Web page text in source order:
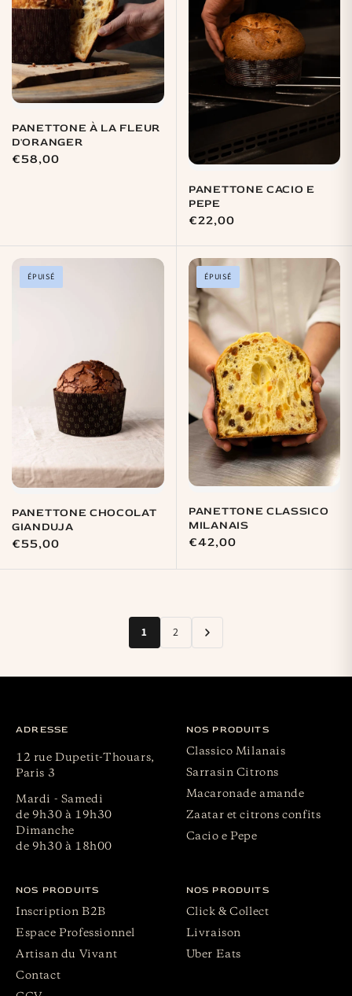
PANETTONE À LA FLEUR
D'ORANGER
Prix
€58,00
PANETTONE CACIO E
PEPE
Prix
€22,00
ÉPUISÉ
PANETTONE CHOCOLAT
GIANDUJA
Prix
€55,00
ÉPUISÉ
PANETTONE CLASSICO
MILANAIS
Prix
€42,00
1 2
ADRESSE
12 rue Dupetit-Thouars,
Paris 3
Mardi - Samedi
de 9h30 à 19h30
Dimanche
de 9h30 à 18h00
NOS PRODUITS
Classico Milanais
Sarrasin Citrons
Macaronade amande
Zaatar et citrons confits
Cacio e Pepe
NOS PRODUITS
Inscription B2B
Espace Professionnel
Artisan du Vivant
Contact
NOS PRODUITS
Click & Collect
Livraison
Uber Eats